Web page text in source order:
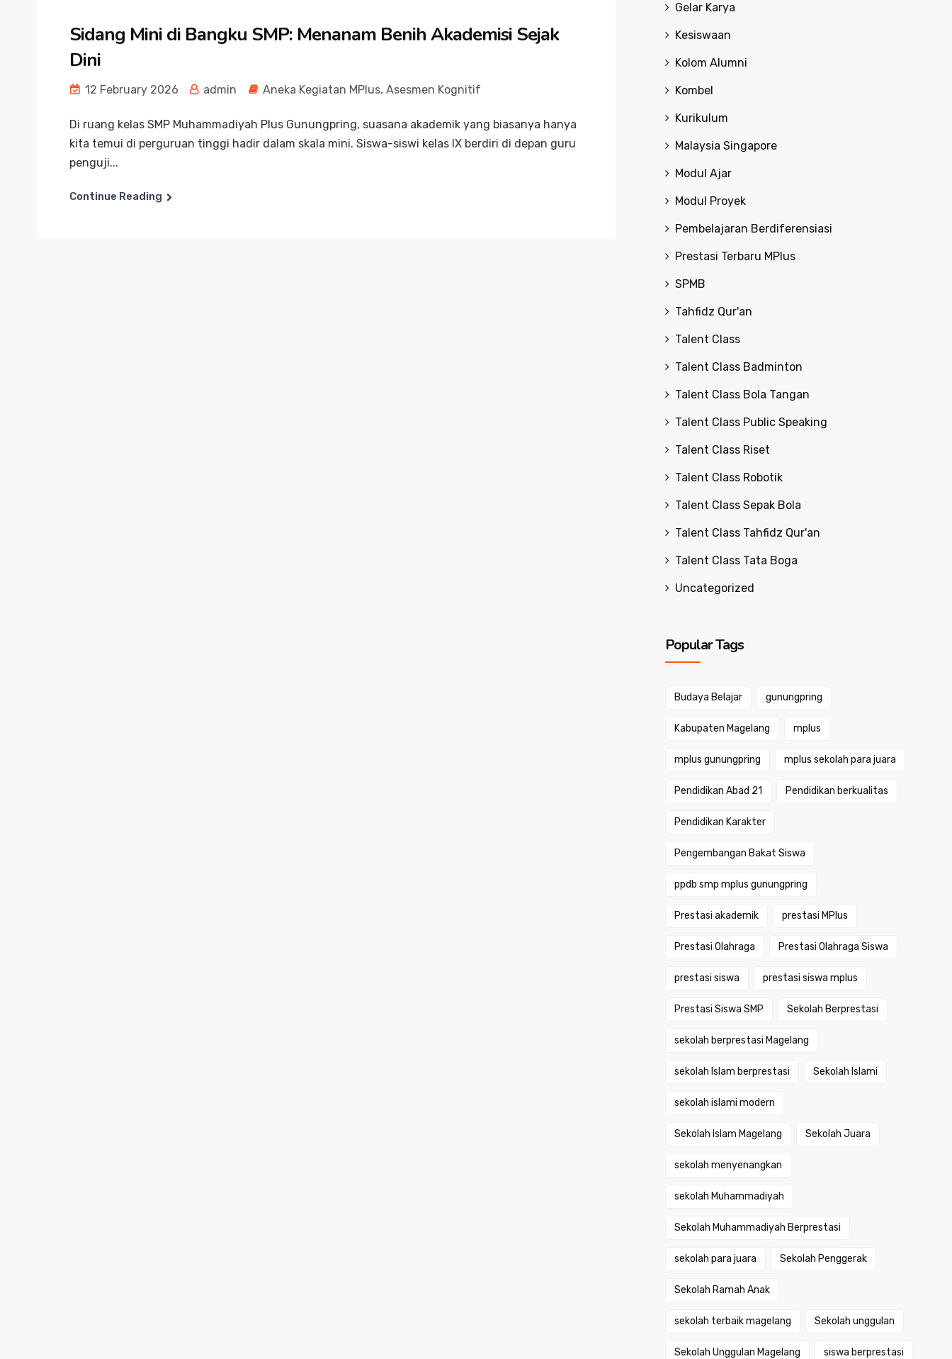
Sidang Mini di Bangku SMP: Menanam Benih Akademisi Sejak
Dini
12 February 2026 admin Aneka Kegiatan MPlus, Asesmen Kognitif
Di ruang kelas SMP Muhammadiyah Plus Gunungpring, suasana akademik yang biasanya hanya
kita temui di perguruan tinggi hadir dalam skala mini. Siswa-siswi kelas IX berdiri di depan guru
penguji...
Continue Reading
Gelar Karya
Kesiswaan
Kolom Alumni
Kombel
Kurikulum
Malaysia Singapore
Modul Ajar
Modul Proyek
Pembelajaran Berdiferensiasi
Prestasi Terbaru MPlus
SPMB
Tahfidz Qur'an
Talent Class
Talent Class Badminton
Talent Class Bola Tangan
Talent Class Public Speaking
Talent Class Riset
Talent Class Robotik
Talent Class Sepak Bola
Talent Class Tahfidz Qur'an
Talent Class Tata Boga
Uncategorized
Popular Tags
Budaya Belajar gunungpring
Kabupaten Magelang mplus
mplus gunungpring mplus sekolah para juara
Pendidikan Abad 21 Pendidikan berkualitas
Pendidikan Karakter
Pengembangan Bakat Siswa
ppdb smp mplus gunungpring
Prestasi akademik prestasi MPlus
Prestasi Olahraga Prestasi Olahraga Siswa
prestasi siswa prestasi siswa mplus
Prestasi Siswa SMP Sekolah Berprestasi
sekolah berprestasi Magelang
sekolah Islam berprestasi Sekolah Islami
sekolah islami modern
Sekolah Islam Magelang Sekolah Juara
sekolah menyenangkan
sekolah Muhammadiyah
Sekolah Muhammadiyah Berprestasi
sekolah para juara Sekolah Penggerak
Sekolah Ramah Anak
sekolah terbaik magelang Sekolah unggulan
Sekolah Unggulan Magelang siswa berprestasi